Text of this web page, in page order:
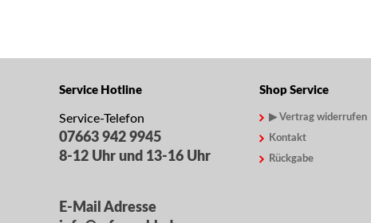
Service Hotline
Service-Telefon
07663 942 9945
8-12 Uhr und 13-16 Uhr
E-Mail Adresse
Shop Service
▶ Vertrag widerrufen
Kontakt
Rückgabe